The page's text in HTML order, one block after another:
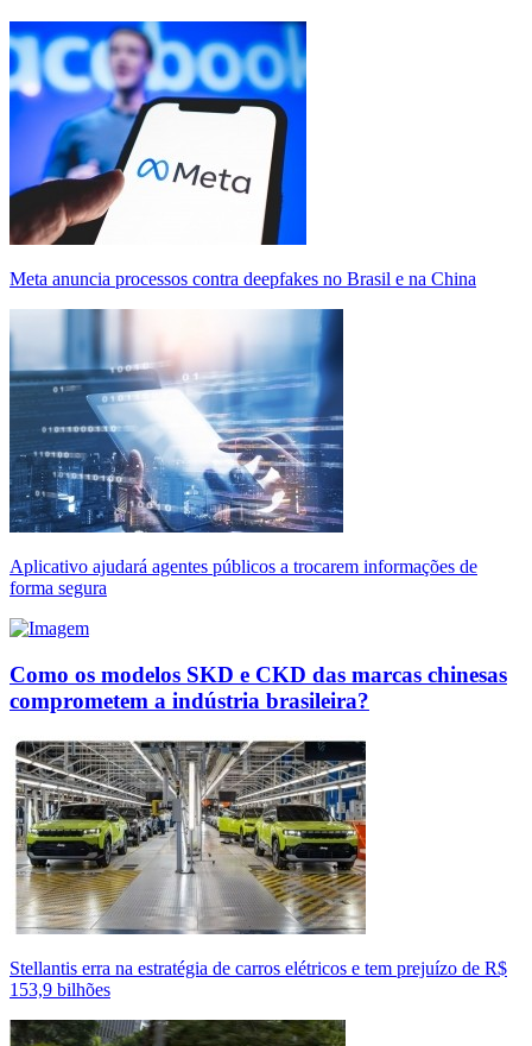
Meta anuncia processos contra deepfakes no Brasil e na China
Aplicativo ajudará agentes públicos a trocarem informações de
forma segura
Como os modelos SKD e CKD das marcas chinesas
comprometem a indústria brasileira?
Stellantis erra na estratégia de carros elétricos e tem prejuízo de R$
153,9 bilhões